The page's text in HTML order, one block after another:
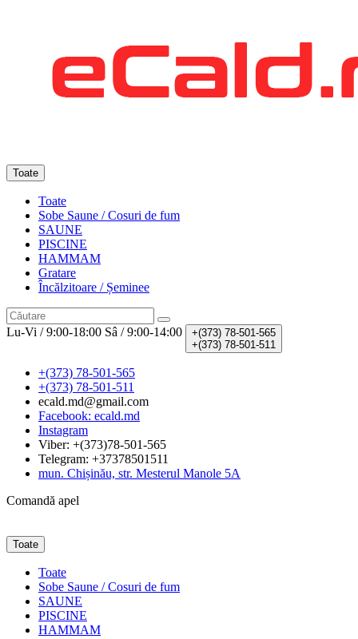
Toate
Toate
Sobe Saune / Cosuri de fum
SAUNE
PISCINE
HAMMAM
Gratare
Încălzitoare / Șeminee
Lu-Vi / 9:00-18:00 Sâ / 9:00-14:00 +(373) 78-501-565
+(373) 78-501-511
+(373) 78-501-565
+(373) 78-501-511
ecald.md@gmail.com
Facebook: ecald.md
Instagram
Viber: +(373)78-501-565
Telegram: +37378501511
mun. Chișinău, str. Mesterul Manole 5A
Comandă apel
Toate
Toate
Sobe Saune / Cosuri de fum
SAUNE
PISCINE
HAMMAM